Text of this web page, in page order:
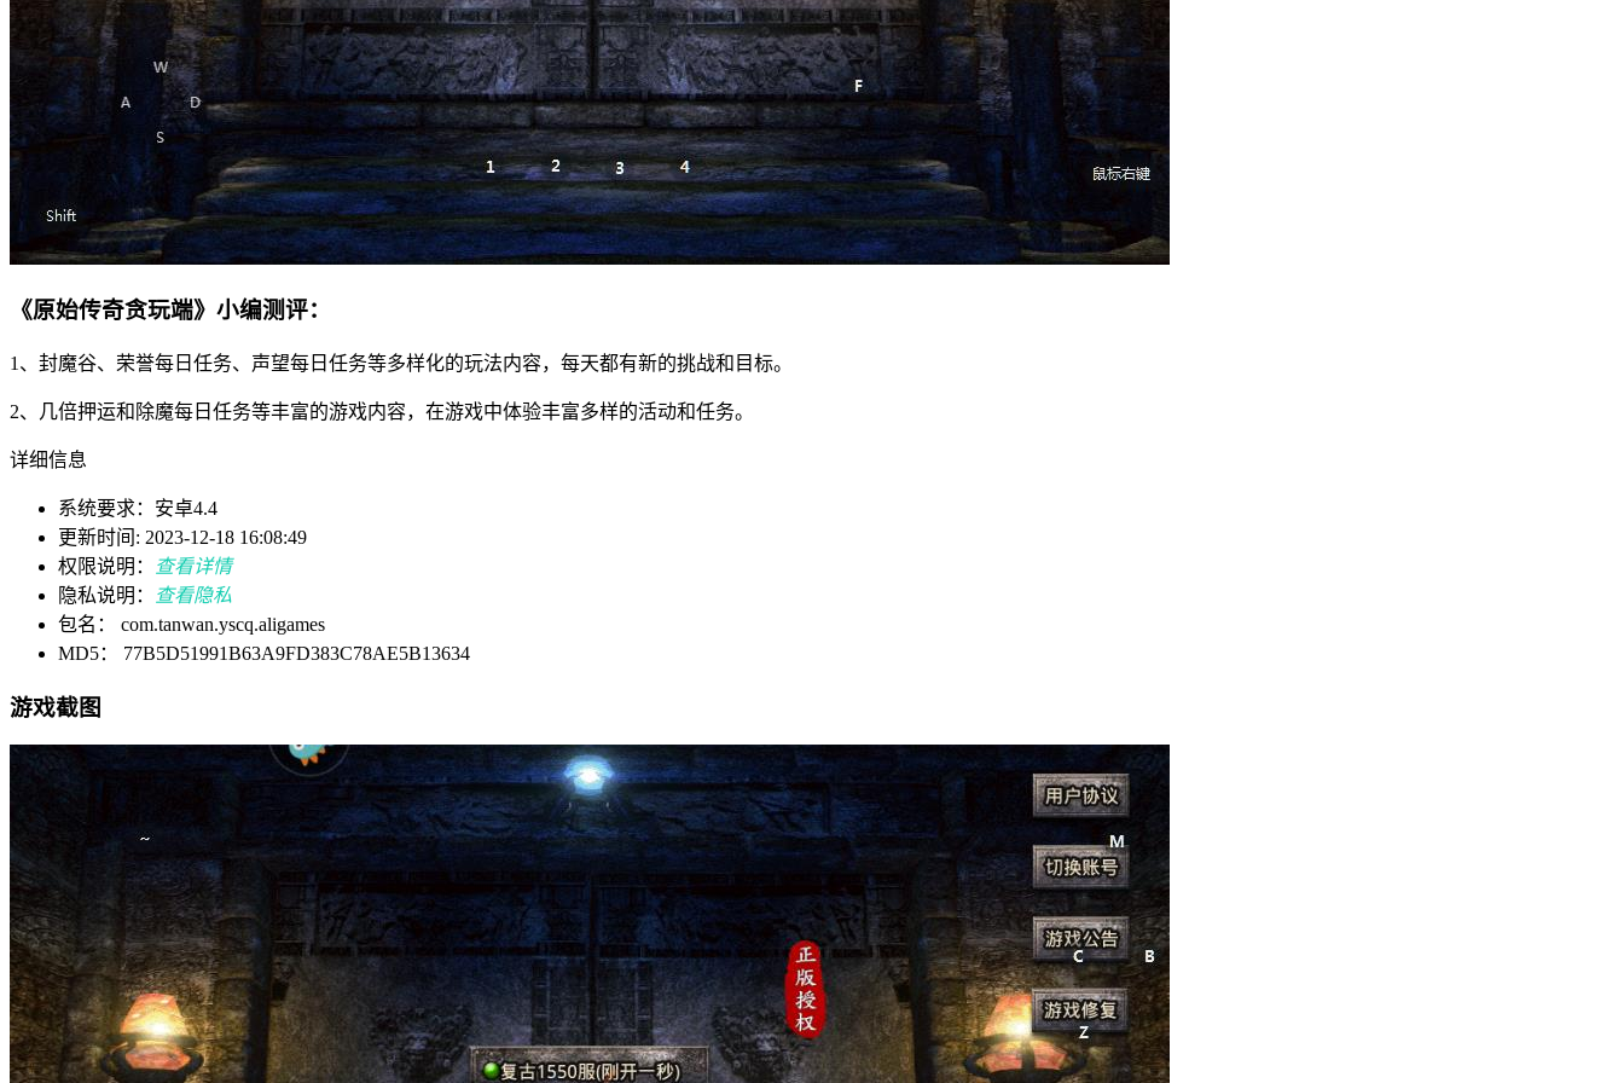
《原始传奇贪玩端》小编测评：
1、封魔谷、荣誉每日任务、声望每日任务等多样化的玩法内容，每天都有新的挑战和目标。
2、几倍押运和除魔每日任务等丰富的游戏内容，在游戏中体验丰富多样的活动和任务。
详细信息
系统要求：安卓4.4
更新时间: 2023-12-18 16:08:49
权限说明：
查看详情
隐私说明：
查看隐私
包名： com.tanwan.yscq.aligames
MD5： 77B5D51991B63A9FD383C78AE5B13634
游戏截图